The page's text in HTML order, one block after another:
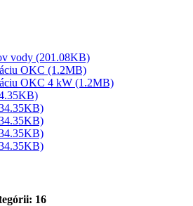
vody (201.08KB)
OKC (1.2MB)
OKC 4 kW (1.2MB)
16